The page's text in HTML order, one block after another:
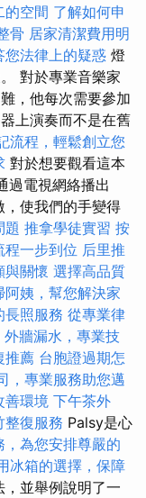
的空間 了解如何申
骨 居家清潔費用明
您法律上的疑惑 燈
對於專業音樂家
，他每次需要參加
上演奏而不是在舊
流程，輕鬆創立您
對於想要觀看這本
過電視網絡播出
使我們的手變得
題 推拿學徒實習 按
程一步到位 后里推
與關懷 選擇高品質
阿姨，幫您解決家
長照服務 從專業律
外牆漏水，專業技
推薦 台胞證過期怎
，專業服務助您邁
善環境 下午茶外
整復服務 Palsy是心
，為您安排尊嚴的
冰箱的選擇，保障
並舉例說明了一